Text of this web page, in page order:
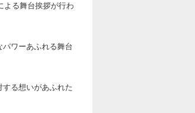
よる舞台挨拶が行わ
ワーあふれる舞台
する想いがあふれた